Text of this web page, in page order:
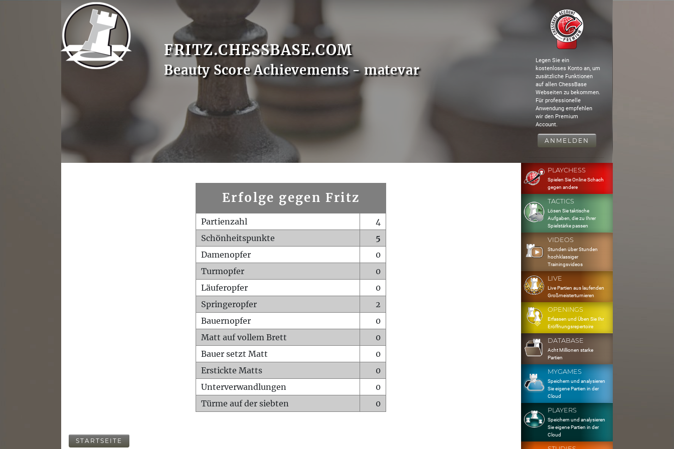
FRITZ.CHESSBASE.COM
Beauty Score Achievements - matevar
Legen Sie ein
kostenloses Konto an, um
zusätzliche Funktionen
auf allen ChessBase
Webseiten zu bekommen.
Für professionelle
Anwendung empfehlen
wir den Premium
Account.
ANMELDEN
Erfolge gegen Fritz
Partienzahl
4
Schönheitspunkte
5
Damenopfer
0
Turmopfer
0
Läuferopfer
0
Springeropfer
2
Bauernopfer
0
Matt auf vollem Brett
0
Bauer setzt Matt
0
Erstickte Matts
0
Unterverwandlungen
0
Türme auf der siebten
0
STARTSEITE
PLAYCHESS
Spielen Sie Online Schach
gegen andere
TACTICS
Lösen Sie taktische
Aufgaben, die zu Ihrer
Spielstärke passen
VIDEOS
Stunden über Stunden
hochklassiger
Trainingsvideos
LIVE
Live Partien aus laufenden
Großmeisterturnieren
OPENINGS
Erfassen und Üben Sie Ihr
Eröffnungsrepertoire
DATABASE
Acht Millionen starke
Partien
MYGAMES
Speichern und analysieren
Sie eigene Partien in der
Cloud
PLAYERS
Speichern und analysieren
Sie eigene Partien in der
Cloud